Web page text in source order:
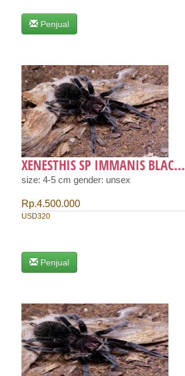
Penjual
XENESTHIS SP IMMANIS BLAC...
size: 4-5 cm gender: unsex
Rp.4.500.000
USD320
Penjual